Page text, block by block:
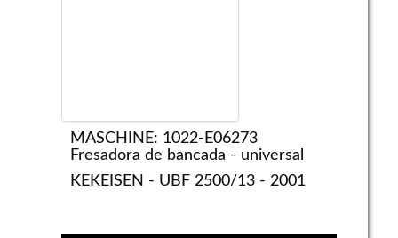
MASCHINE: 1022-E06273
Fresadora de bancada - universal
KEKEISEN - UBF 2500/13 - 2001